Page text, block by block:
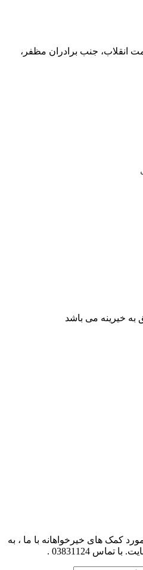
انقلاب، جنب برادران مظفر،
خیرینه می باشد
کمک های خیرخواهانه با ما ، به
با تماس 03831124
.